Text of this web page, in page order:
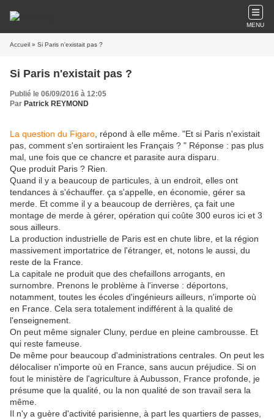
MENU
Accueil » Si Paris n'existait pas ?
Si Paris n'existait pas ?
Publié le 06/09/2016 à 12:05
Par Patrick REYMOND
La question du Figaro , répond à elle même. "Et si Paris n'existait
pas, comment s'en sortiraient les Français ? " Réponse : pas plus
mal, une fois que ce chancre et parasite aura disparu.
Que produit Paris ? Rien.
Quand il y a beaucoup de particules, à un endroit, elles ont
tendances à s'échauffer. ça s'appelle, en économie, gérer sa
merde. Et comme il y a beaucoup de derrières, ça fait une
montage de merde à gérer, opération qui coûte 300 euros ici et 3
sous ailleurs.
La production industrielle de Paris est en chute libre, et la région
massivement importatrice de l'étranger, et, notons le aussi, du
reste de la France.
La capitale ne produit que des chefaillons arrogants, en
surnombre. Prenons le problème à l'inverse : déportons,
notamment, toutes les écoles d'ingénieurs ailleurs, n'importe où
en France. Cela sera totalement indifférent à la qualité de
l'enseignement.
On peut même signaler Cluny, perdue en pleine cambrousse. Et
qui reste fameuse.
De même pour beaucoup d'administrations centrales. On peut les
délocaliser n'importe où en France, sans aucun préjudice. Si on
fout le ministère de l'agriculture à Aubusson, France profonde, je
présume que la qualité, ou la non qualité de son travail sera la
même.
Il n'y a guère d'activité parisienne, à part les quartiers de passes,